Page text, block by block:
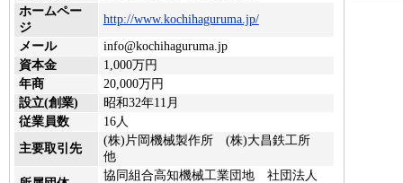
ホームペー
ジ
http://www.kochihaguruma.jp/
メール
info@kochihaguruma.jp
資本金
1,000万円
年商
20,000万円
設立(創業)
昭和32年11月
従業員数
16人
主要取引先
(株)片岡機械製作所 (株)大昌鉄工所
他
協同組合高知機械工業団地 社団法人